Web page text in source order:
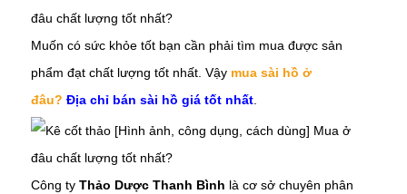
Muốn có sức khỏe tốt bạn cần phải tìm mua được sản
phẩm đạt chất lượng tốt nhất. Vậy mua sài hồ ở
đâu? Địa chỉ bán sài hồ giá tốt nhất.
Công ty Thảo Dược Thanh Bình là cơ sở chuyên phân